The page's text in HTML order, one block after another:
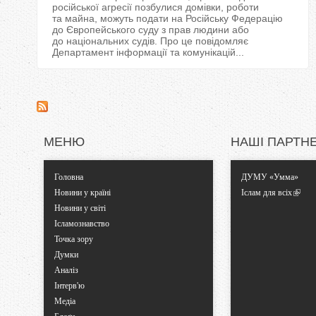
російської агресії позбулися домівки, роботи
та майна, можуть подати на Російську Федерацію
до Європейського суду з прав людини або
до національних судів. Про це повідомляє
Департамент інформації та комунікацій...
МЕНЮ
Головна
Новини у країні
Новини у світі
Ісламознавство
Точка зору
Думки
Аналіз
Інтерв'ю
Медіа
НАШІ
ДУМУ «Умма»
Іслам для всіх